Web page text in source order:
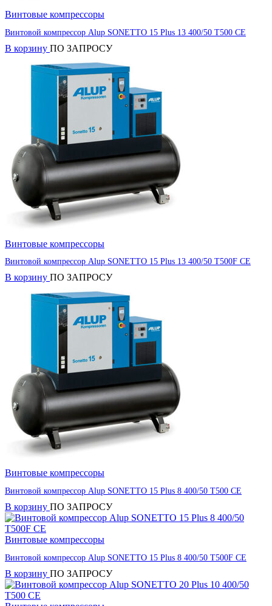
Винтовые компрессоры
Винтовой компрессор Alup SONETTO 15 Plus 13 400/50 T500 CE
В корзину ПО ЗАПРОСУ
Винтовые компрессоры
Винтовой компрессор Alup SONETTO 15 Plus 13 400/50 T500F CE
В корзину ПО ЗАПРОСУ
Винтовые компрессоры
Винтовой компрессор Alup SONETTO 15 Plus 8 400/50 T500 CE
В корзину ПО ЗАПРОСУ
Винтовые компрессоры
Винтовой компрессор Alup SONETTO 15 Plus 8 400/50 T500F CE
В корзину ПО ЗАПРОСУ